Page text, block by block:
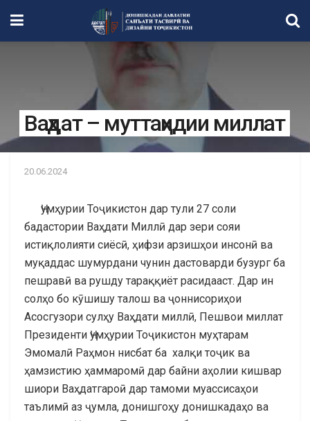
Ваҳдат – муттаҳидии миллат
20.06.2024
Ҷумҳурии Тоҷикистон дар тули 27 соли
бадастории Ваҳдати Миллӣ дар зери сояи
истиқлолияти сиёсӣ, ҳифзи арзишҳои инсонӣ ва
муқаддас шумурдани чунин дастоварди бузург ба
пешравӣ ва рушду тараққиёт расидааст. Дар ин
солҳо бо кӯшишу талош ва ҷоннисориҳои
Асосгузори сулҳу Ваҳдати миллӣ, Пешвои миллат
Президенти Ҷумҳурии Тоҷикистон муҳтарам
Эмомалӣ Раҳмон нисбат ба халқи тоҷик ва
ҳамзистию ҳаммаромӣ дар байни аҳолии кишвар
шиори Ваҳдатгароӣ дар тамоми муассисаҳои
таълимӣ аз ҷумла, донишгоҳу донишкадаҳо ва